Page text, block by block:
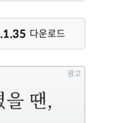
다운로드
광고